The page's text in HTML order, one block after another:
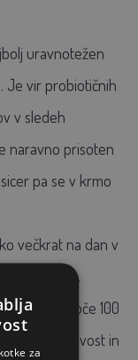
uravnotežen
Je vir probiotičnih
v sledeh
naravno prisoten
pa se v krmo
večkrat na dan v
mestu.
jo je mogoče 100
kakovost in
za